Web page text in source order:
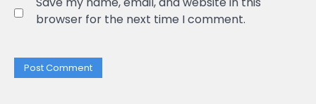
browser for the next time I comment.